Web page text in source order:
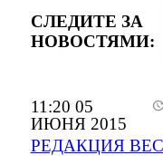
11:20 05
ИЮНЯ 2015
РЕДАКЦИЯ
СЛЕДИТЕ ЗА
НОВОСТЯМИ: